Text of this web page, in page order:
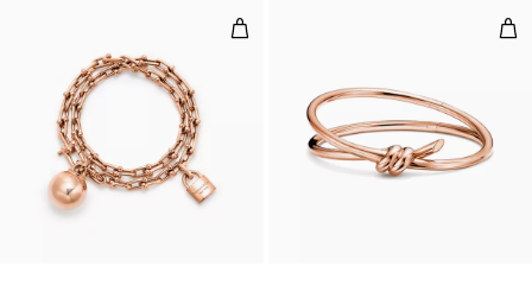
스몰 랩 브레이슬릿, 로즈 골드 더